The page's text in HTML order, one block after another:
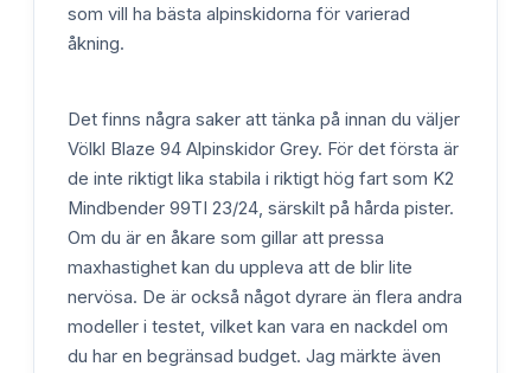
som vill ha bästa alpinskidorna för varierad
åkning.
Det finns några saker att tänka på innan du väljer
Völkl Blaze 94 Alpinskidor Grey. För det första är
de inte riktigt lika stabila i riktigt hög fart som K2
Mindbender 99TI 23/24, särskilt på hårda pister.
Om du är en åkare som gillar att pressa
maxhastighet kan du uppleva att de blir lite
nervösa. De är också något dyrare än flera andra
modeller i testet, vilket kan vara en nackdel om
du har en begränsad budget. Jag märkte även